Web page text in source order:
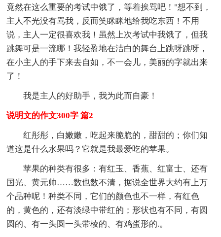
竟然在这么重要的考试中饿了，等着挨骂吧！"想不到，
主人不光没有骂我，反而笑眯眯地给我吃东西！不用
说，主人一定很喜欢我！虽然上次考试中我饿了，但我
跳舞可是一流哪！我轻盈地在洁白的舞台上跳呀跳呀，
在小主人的手下来去自如，不一会儿，美丽的字就出来
了！
我是主人的好助手，我为此而自豪！
说明文的作文300字 篇2
红彤彤，白嫩嫩，吃起来脆脆的，甜甜的；你们知
道这是什么水果吗？它就是我最爱吃的苹果。
苹果的种类有很多：有红玉、香蕉、红富士、还有
国光、黄元帅……数也数不清，据说全世界大约有上万
个品种呢！种类不同，它们的颜色也不一样，有红色
的，黄色的，还有淡绿中带红的；形状也有不同，有圆
圆的、有一头圆一头带棱的、有鸡蛋形的.。